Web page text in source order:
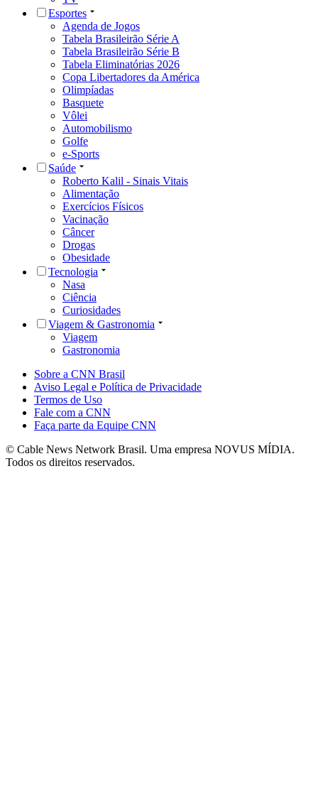
Esportes
Agenda de Jogos
Tabela Brasileirão Série A
Tabela Brasileirão Série B
Tabela Eliminatórias 2026
Copa Libertadores da América
Olimpíadas
Basquete
Vôlei
Automobilismo
Golfe
e-Sports
Saúde
Roberto Kalil - Sinais Vitais
Alimentação
Exercícios Físicos
Vacinação
Câncer
Drogas
Obesidade
Tecnologia
Nasa
Ciência
Curiosidades
Viagem & Gastronomia
Viagem
Gastronomia
Sobre a CNN Brasil
Aviso Legal e Política de Privacidade
Termos de Uso
Fale com a CNN
Faça parte da Equipe CNN
© Cable News Network Brasil. Uma empresa NOVUS MÍDIA.
Todos os direitos reservados.